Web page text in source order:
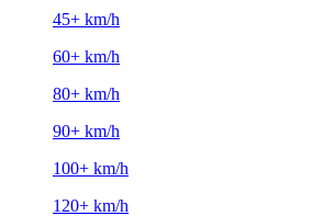
45+ km/h
60+ km/h
80+ km/h
90+ km/h
100+ km/h
120+ km/h